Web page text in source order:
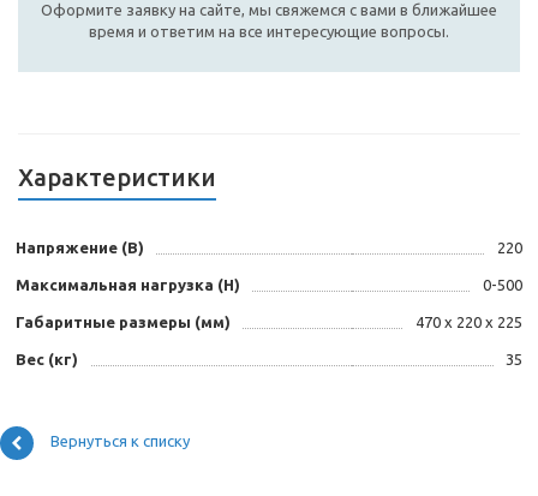
Оформите заявку на сайте, мы свяжемся с вами в ближайшее
время и ответим на все интересующие вопросы.
Характеристики
Напряжение (В) 220
Максимальная нагрузка (H) 0-500
Габаритные размеры (мм) 470 x 220 x 225
Вес (кг) 35
Вернуться к списку